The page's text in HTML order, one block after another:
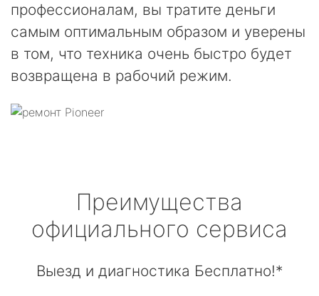
профессионалам, вы тратите деньги
самым оптимальным образом и уверены
в том, что техника очень быстро будет
возвращена в рабочий режим.
Преимущества
официального сервиса
Выезд и диагностика Бесплатно!*